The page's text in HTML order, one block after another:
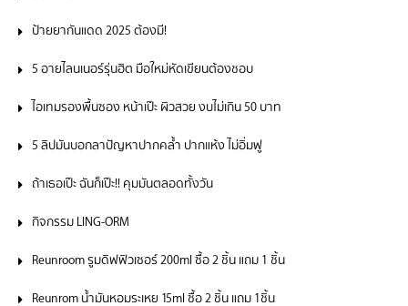
ป้ายยากันแดด 2025 ต้องมี!
5 อายไลนเนอร์รุ่นฮิต มือใหม่หัดเขียนต้องชอบ
ไอเทมรองพื้นซอง หน้าเป๊ะ ผิวสวย งบไม่เกิน 50 บาท
5 ลิปมันบอกลาปัญหาปากคล้ำ ปากแห้ง ไม่อิ่มฟู
ถ้าเธอเป๊ะ ฉันก็เป๊ะ!! คุมมันตลอดทั้งวัน
กิจกรรม LING-ORM
Reunroom รูมดิฟฟิวเซอร์ 200ml ซื้อ 2 ชิ้น แถม 1 ชิ้น
Reunrom น้ำมันหอมระเหย 15ml ซื้อ 2 ชิ้น แถม 1ชิ้น